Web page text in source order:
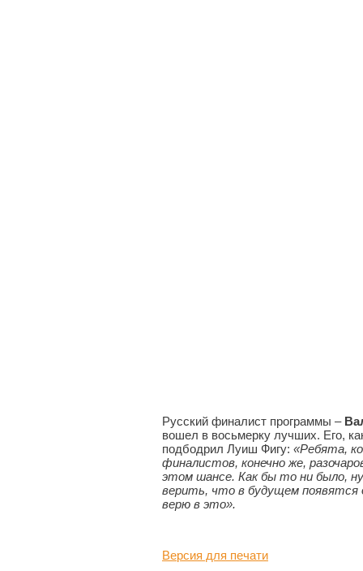
Русский финалист программы –
вошел в восьмерку лучших. Его,
подбодрил Луиш Фигу: «Ребята,
финалистов, конечно же,
этом шансе. Как бы то ни было,
верить, что в будущем появятся
верю в это».
Версия для печати